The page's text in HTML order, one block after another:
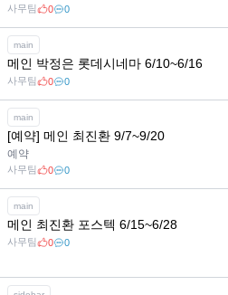
사무팀 0 0
main
메인 박정은 롯데시네마 6/10~6/16
사무팀 0 0
main
[예약] 메인 최진환 9/7~9/20
예약
사무팀 0 0
main
메인 최진환 포스텍 6/15~6/28
사무팀 0 0